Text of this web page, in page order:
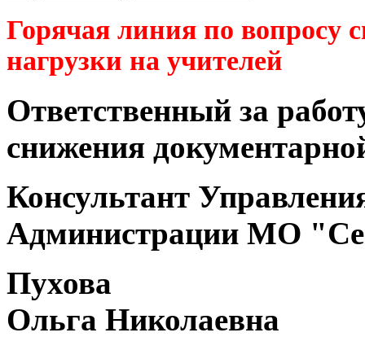
Горячая линия по вопросу
нагрузки на учителей
Ответственный за
снижения
Консультант
Администрации МО
Пухова
Ольга Николаевна